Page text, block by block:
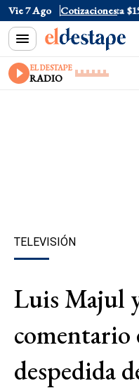
Vie 7 Ago Cotizaciones
$1520 Dólar Tarjeta $1976
EL DESTAPE
RADIO
TELEVISIÓN
Luis Majul
comentario
despedida